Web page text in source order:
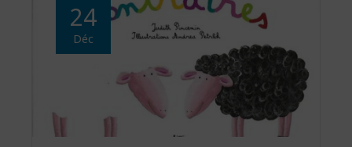
24
Déc